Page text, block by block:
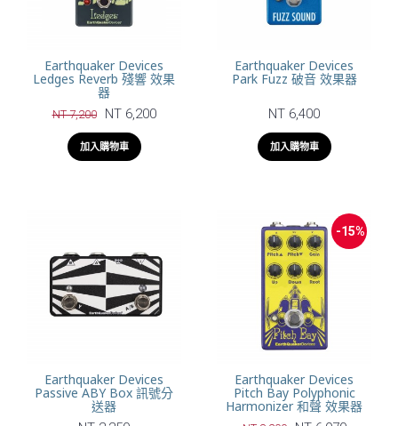
Earthquaker Devices
Ledges Reverb 殘響 效果
器
NT 7,200 NT 6,200
加入購物車
Earthquaker Devices
Park Fuzz 破音 效果器
NT 6,400
加入購物車
Earthquaker Devices
Passive ABY Box 訊號分
送器
-15%
Earthquaker Devices
Pitch Bay Polyphonic
Harmonizer 和聲 效果器